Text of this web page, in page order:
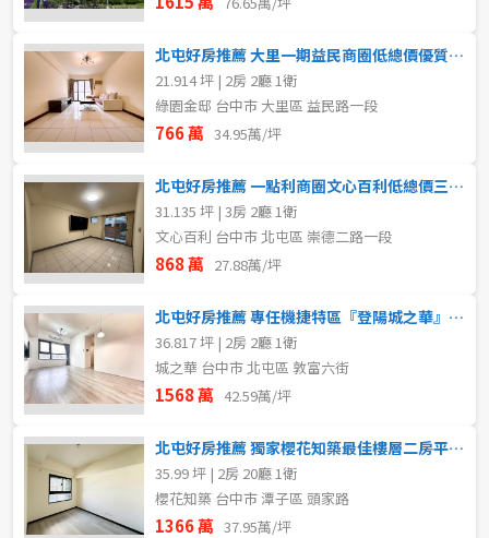
北屯好房推薦 大里一期益民商圈低總價優質電梯兩房
21.914 坪 | 2房 2廳 1衛
綠園金邸 台中市 大里區 益民路一段
766 萬 34.95萬/坪
北屯好房推薦 一點利商圈文心百利低總價三房+車位
31.135 坪 | 3房 2廳 1衛
文心百利 台中市 北屯區 崇德二路一段
868 萬 27.88萬/坪
北屯好房推薦 專任機捷特區『登陽城之華』大兩房柱邊平車
36.817 坪 | 2房 2廳 1衛
城之華 台中市 北屯區 敦富六街
1568 萬 42.59萬/坪
北屯好房推薦 獨家櫻花知築最佳樓層二房平車入主明星小學
35.99 坪 | 2房 20廳 1衛
櫻花知築 台中市 潭子區 頭家路
1366 萬 37.95萬/坪